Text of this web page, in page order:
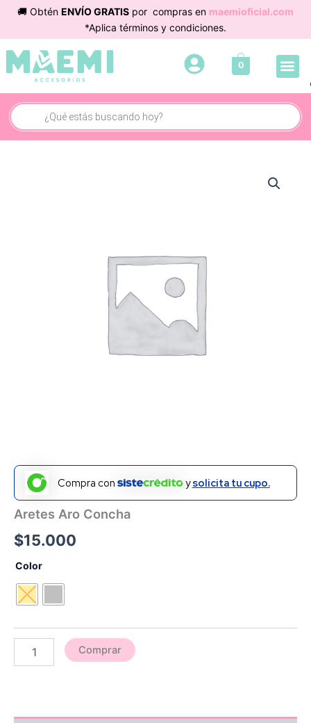
contenido
🚚 Obtén ENVÍO GRATIS por compras en maemioficial.com
*Aplica términos y condiciones.
0
Búsqueda
de
productos
Compra con ysolicita tu cupo.
Aretes Aro Concha
$15.000
Color
Comprar